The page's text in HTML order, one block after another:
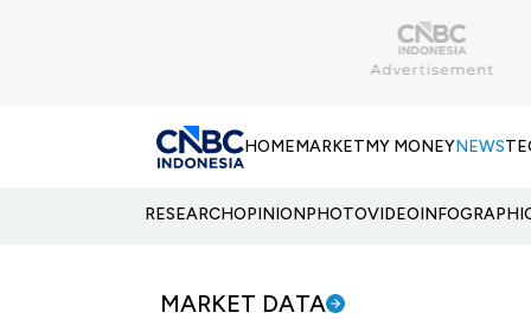
HOMEMARKETMY MONEYNEWS
RESEARCHOPINIONPHOTOVIDEO
MARKET DATA